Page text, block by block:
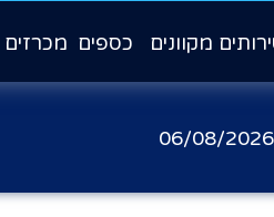
מקוונים כספים מכרזים
06/08/2026